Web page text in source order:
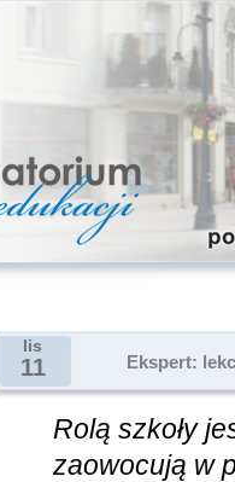
lis
11 Ekspert:
Rolą szkoły
zaowocują w